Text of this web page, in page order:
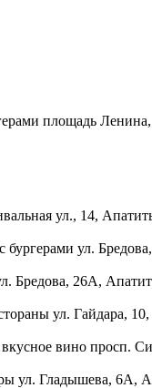
площадь
ул., 14,
бургерами ул.
Бредова, 26А,
ул. Гайдара,
вино просп.
ул. Гладышева, 6А,